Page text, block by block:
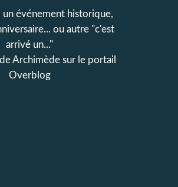
un événement historique,
ou autre "c'est
arrivé un..."
Archimède sur le portail
Overblog